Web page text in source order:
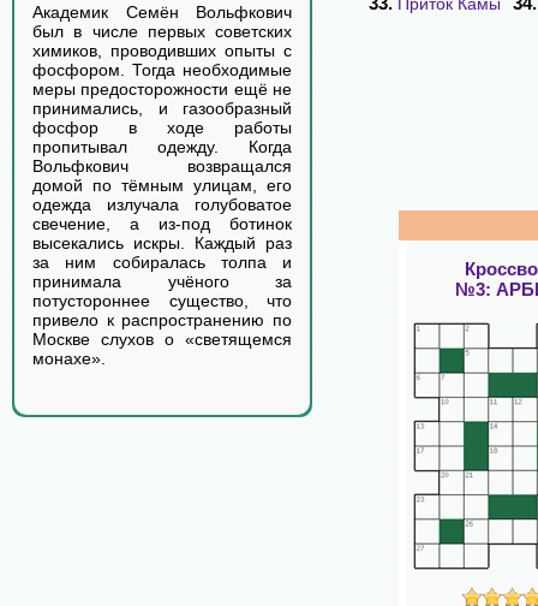
Академик Семён Вольфкович
был в числе первых советских
химиков, проводивших опыты с
фосфором. Тогда необходимые
меры предосторожности ещё не
принимались, и газообразный
фосфор в ходе работы
пропитывал одежду. Когда
Вольфкович возвращался
домой по тёмным улицам, его
одежда излучала голубоватое
свечение, а из-под ботинок
высекались искры. Каждый раз
за ним собиралась толпа и
принимала учёного за
потустороннее существо, что
привело к распространению по
Москве слухов о «светящемся
монахе».
№3: